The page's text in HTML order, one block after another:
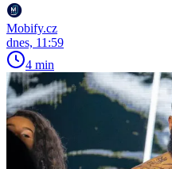
Mobify.cz
dnes, 11:59
4 min